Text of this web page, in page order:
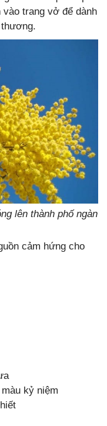
vào trang vở để dành
lên thành phố ngàn
cảm hứng cho
kỷ niệm